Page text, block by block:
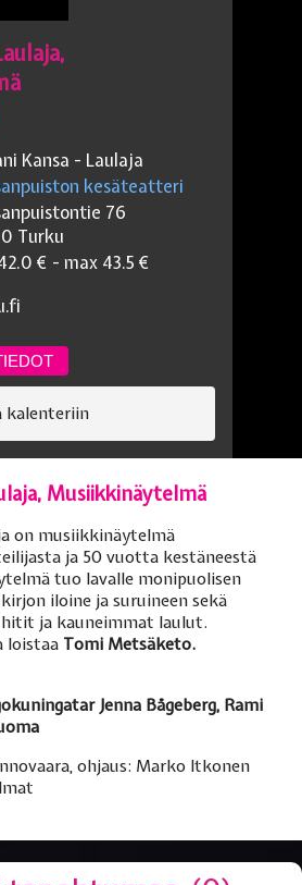
Kansa - Laulaja
kesäteatteri
76
Turku
€ - max 43.5 €
kalenteriin
Musiikkinäytelmä
on musiikkinäytelmä
ja 50 vuotta kestäneestä
tuo lavalle monipuolisen
iloine ja suruineen sekä
ja kauneimmat laulut.
loistaa Tomi Metsäketo.
Jenna Bågeberg, Rami
ohjaus: Marko Itkonen